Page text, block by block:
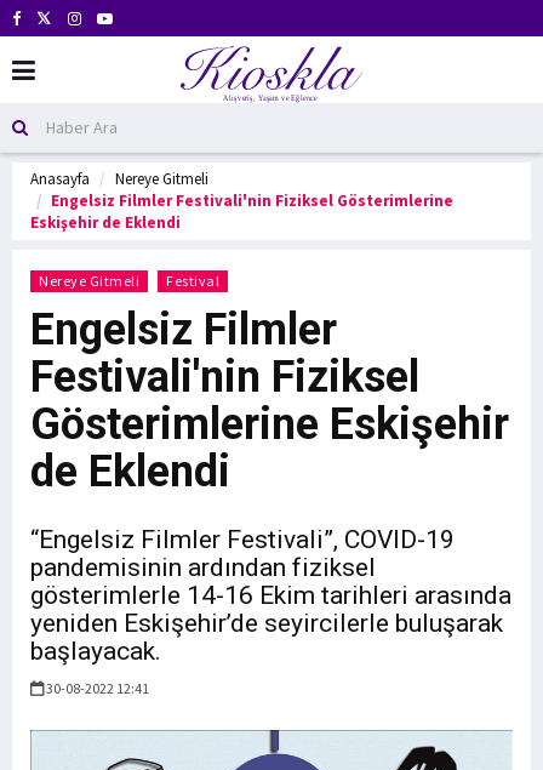
Anasayfa
Nereye Gitmeli
Engelsiz Filmler Festivali'nin Fiziksel Gösterimlerine
Eskişehir de Eklendi
Nereye Gitmeli Festival
Engelsiz Filmler
Festivali'nin Fiziksel
Gösterimlerine Eskişehir
de Eklendi
“Engelsiz Filmler Festivali”, COVID-19
pandemisinin ardından fiziksel
gösterimlerle 14-16 Ekim tarihleri arasında
yeniden Eskişehir’de seyircilerle buluşarak
başlayacak.
30-08-2022 12:41